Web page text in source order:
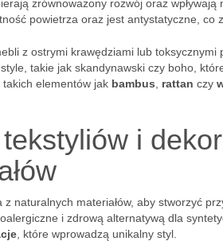
zrównoważony rozwój oraz wpływają
powietrza oraz jest antystatyczne, co
z ostrymi krawędziami lub toksycznymi
takie jak skandynawski czy boho,
takich elementów jak bambus rattan czy
i
z naturalnych materiałów, aby stworzyć
i zdrową alternatywą dla
, które wprowadzą unikalny styl.